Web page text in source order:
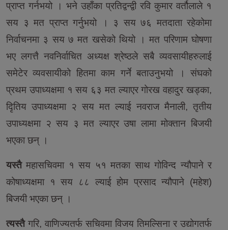
प्राप्त गर्नभयो । भने उहाँका प्रतिद्वन्द्वी रवि कुमार वर्तौलाले १
सय ३ मत प्राप्त गर्नुभयो । ३ सय ७६ मतदाता रहेकोमा
निर्वाचनमा ३ सय ७ मत खसेको थियो । मत परिणाम घोषणा
भए लगत्तै नवनिर्वाचित अध्यक्ष श्रेष्ठले सबै व्यवसायीहरुलाई
समेटेर व्यवसायीको हितमा काम गर्ने बताउनुभयो । संघको
प्रथम उपाध्यक्षमा १ सय ६३ मत ल्याएर गोरख वहादुर खड्का,
दिृतिय उपाध्यक्षमा २ सय मत ल्याई नवराज मैनाली, तृतीय
उपाध्यक्षमा २ सय ३ मत ल्याएर उषा लामा मोक्तान बिजयी
भएका छन् ।
यस्तैमहासचिवमा १ सय ५१ मतका साथ गोविन्द न्यौपाने र
कोषाध्यक्षमा १ सय ८८ ल्याई होम प्रसाद न्यौपाने (महेश)
बिजयी भएका छन् ।
त्यस्तैगरि, वाणिज्यतर्फ सचिवमा विजय तिमल्सिना र उद्योगतर्फ